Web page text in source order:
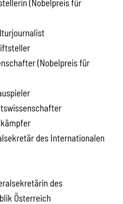
(Nobelpreis für
(Nobelpreis für
des Internationalen
des
Österreich